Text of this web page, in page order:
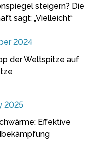
steigern? Die
sagt: „Vielleicht“
2024
der Weltspitze auf
2025
Effektive